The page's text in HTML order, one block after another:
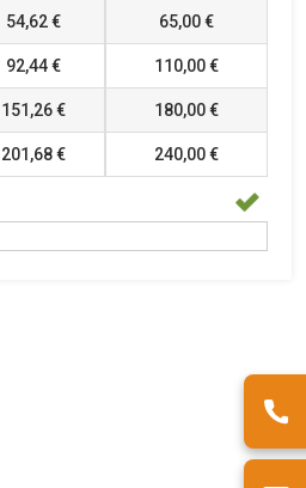
54,62 € 65,00 €
92,44 € 110,00 €
151,26 € 180,00 €
201,68 € 240,00 €